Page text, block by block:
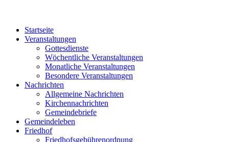
Startseite
Veranstaltungen
Gottesdienste
Wöchentliche Veranstaltungen
Monatliche Veranstaltungen
Besondere Veranstaltungen
Nachrichten
Allgemeine Nachrichten
Kirchennachrichten
Gemeindebriefe
Gemeindeleben
Friedhof
Friedhofsgebührenordnung